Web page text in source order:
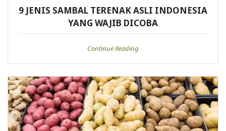
9 JENIS SAMBAL TERENAK ASLI INDONESIA
YANG WAJIB DICOBA
Continue Reading